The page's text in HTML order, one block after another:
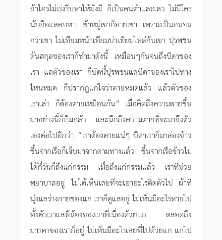
ถ้าใครไม่เร่งรีบหาให้มั่งมี ก็เป็นคนต่ำและเลว ไม่มีใคร
นับถือแลคบหา เข้าหมู่เขาก็อายเขา เพราะเป็นคนจน
กว่าเขา ไม่เทียมหน้าเทียมบ่าเทียมไหล่กับเขา ปุรพชน
ต้นสกุลของเราก็ทำมาดังนี้ เหมือนๆกันจนถึงบิดาของ
เรา แลตัวของเรา ก็บัดนี้ปุรพชนแลบิดาของเราไปทาง
ไหนหมด ก็ปรากฏแก่ใจว่าตายหมดแล้ว แล้วตัวของ
เราเล่า ก็ต้องตายเหมือนกัน” เมื่อคิดถึงความตายขึ้น
มาอย่างนี้ก็เริ่มกลัว และนึกถึงความตายที่จะมาถึงตัว
เองต่อไปอีกว่า “เราต้องตายแน่ๆ บิดาเราก็มาล่องข้าว
ขึ้นจากเรือก็เจ็บมาจากตามทางแล้ว ขึ้นจากเรือข้าวไม่
ได้กี่วันก็ถึงแก่กรรม เมื่อถึงแก่กรรมแล้ว เราที่ช่วย
พยาบาลอยู่ ไม่ได้เห็นเลยที่จะเอาอะไรติดตัวไป ผ้าที่
นุ่งแลร่างกายของแก เราก็ดูแลอยู่ ไม่เห็นมีอะไรหายไป
ทั้งตัวเราแลพี่น้องของเราที่เนื่องด้วยแก ตลอดถึง
มารดาของเราก็อยู่ ไม่เห็นมีอะไรเลยที่ไปด้วยแก แกไป